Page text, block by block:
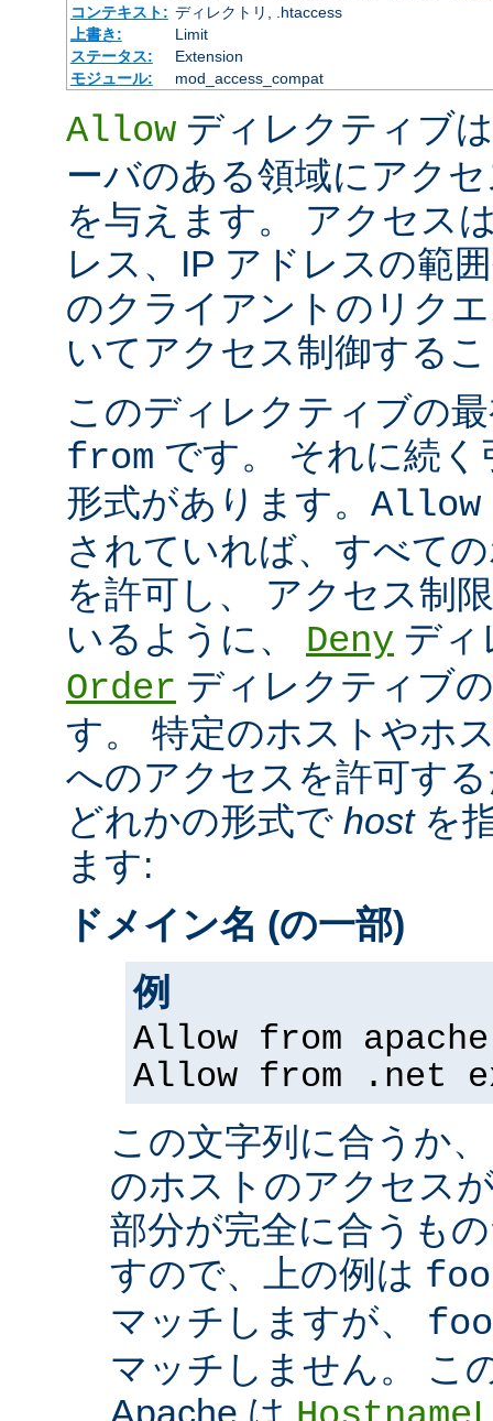
コンテキスト: ディレクトリ, .htaccess
上書き:
Limit
ステータス:
Extension
モジュール:
mod_access_compat
Allow ディレクティブ
ーバのある領域にアク
を与えます。 アクセス
レス、IP アドレスの範
のクライアントのリク
いてアクセス制御する
このディレクティブの
from です。 それに続
形式があります。
されていれば、すべて
を許可し、 アクセス制
いるように、 Deny ディ
Order ディレクティブ
す。 特定のホストやホ
へのアクセスを許可す
どれかの形式で hostを
ます:
ドメイン名 (の一部)
例
Allow from
Allow from .net
この文字列に合うか
のホストのアクセス
部分が完全に合うも
すので、上の例は
マッチしますが、
マッチしません。 こ
Apache は